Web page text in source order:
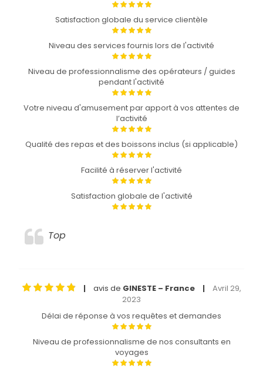
Satisfaction globale du service clientèle
Niveau des services fournis lors de l'activité
Niveau de professionnalisme des opérateurs / guides
pendant l'activité
Votre niveau d'amusement par apport à vos attentes de
l’activité
Qualité des repas et des boissons inclus (si applicable)
Facilité à réserver l'activité
Satisfaction globale de l'activité
Top
| avis de GINESTE – France |
Avril 29,
2023
Délai de réponse à vos requêtes et demandes
Niveau de professionnalisme de nos consultants en
voyages